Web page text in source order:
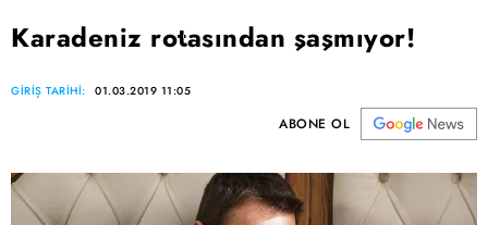
Karadeniz rotasından şaşmıyor!
GİRİŞ TARİHİ: 01.03.2019 11:05
ABONE OL